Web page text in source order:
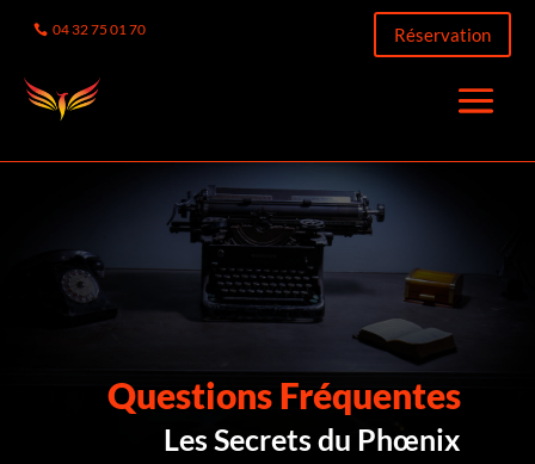
04 32 75 01 70 Réservation
Questions Fréquentes
Les Secrets du Phœnix